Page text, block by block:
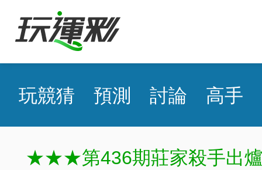
玩競猜 預測 討論 高手
★★★第436期莊家殺手出